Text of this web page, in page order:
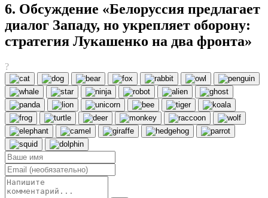
6. Обсуждение «Белоруссия предлагает
диалог Западу, но укрепляет оборону:
стратегия Лукашенко на два фронта»
?